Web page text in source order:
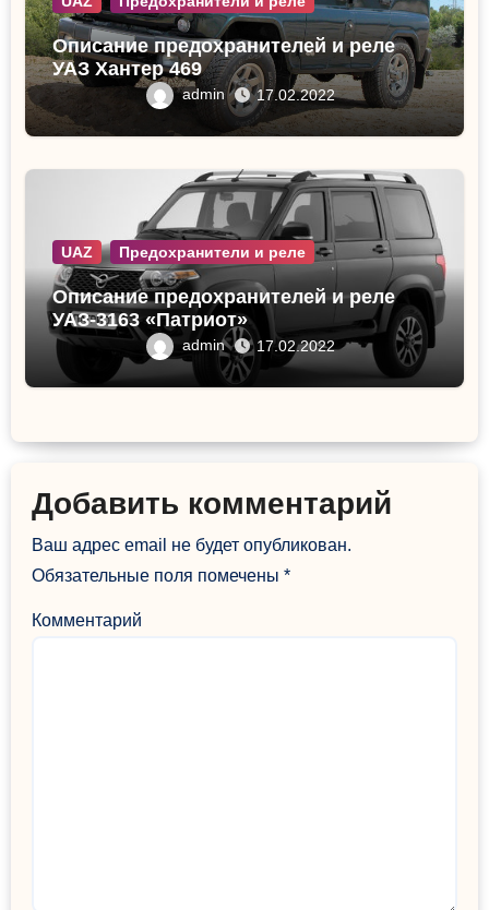
Описание предохранителей и реле
УАЗ Хантер 469
admin 17.02.2022
UAZ Предохранители и реле
Описание предохранителей и реле
УАЗ-3163 «Патриот»
admin 17.02.2022
Добавить комментарий
Ваш адрес email не будет опубликован.
Обязательные поля помечены*
Комментарий